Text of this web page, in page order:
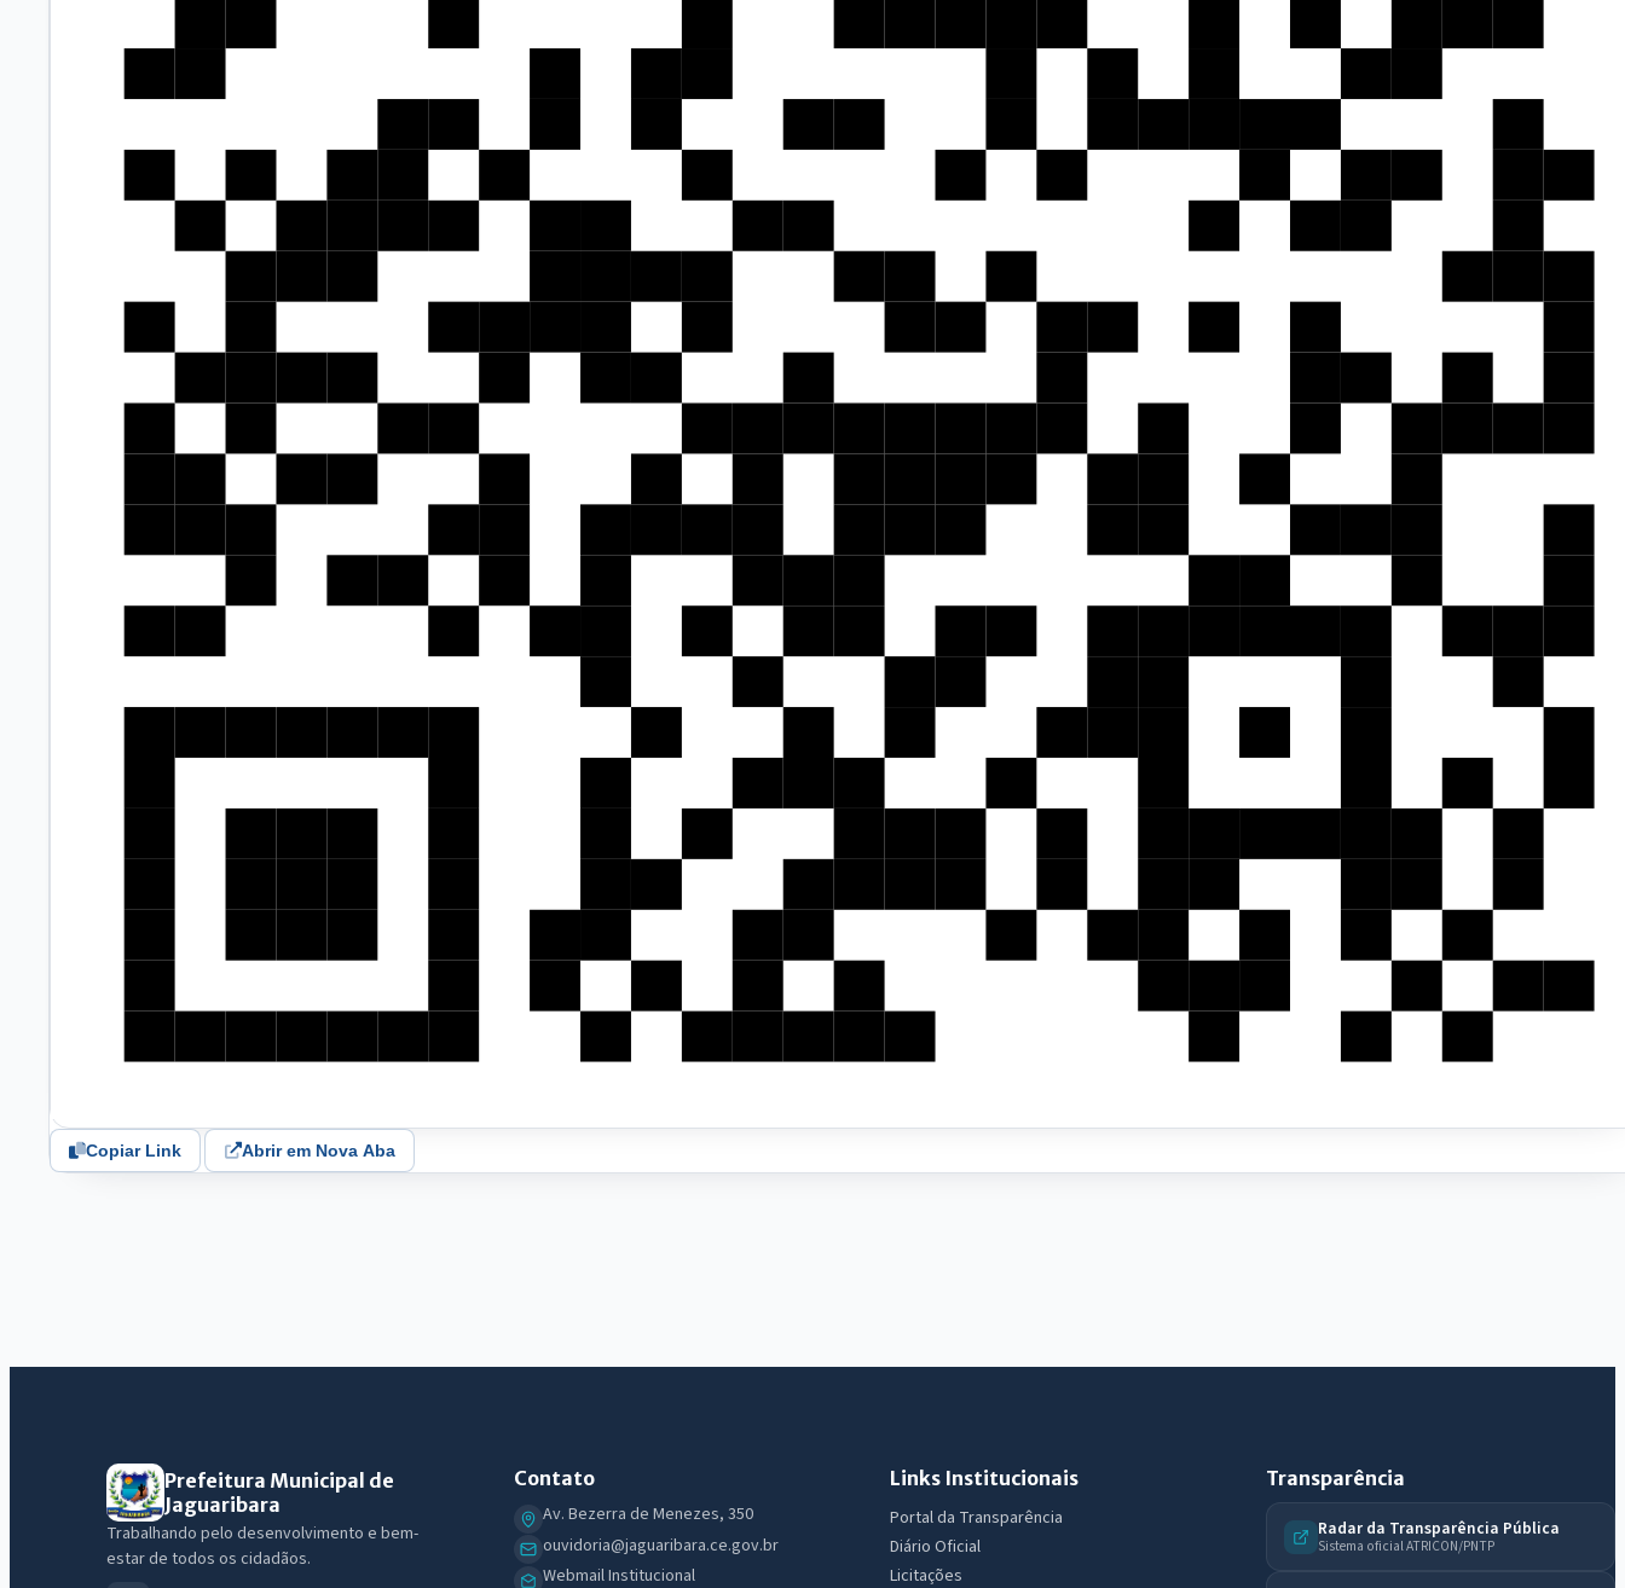
Copiar Link Abrir em Nova Aba
Prefeitura Municipal de
Jaguaribara
Trabalhando pelo desenvolvimento e bem-
estar de todos os cidadãos.
Contato
Av. Bezerra de Menezes, 350
ouvidoria@jaguaribara.ce.gov.br
Webmail Institucional
Links Institucionais
Portal da Transparência
Diário Oficial
Licitações
Transparência
Radar da Transparência Pública
Sistema oficial ATRICON/PNTP
IntGest AI